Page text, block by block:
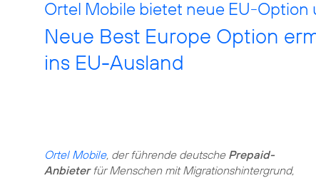
Ortel Mobile bietet neue EU-
Neue Best Europe Option
ins EU-Ausland
Ortel Mobile, der führende deutsche Prepaid-
Anbieterfür Menschen mit Migrationshintergrund,